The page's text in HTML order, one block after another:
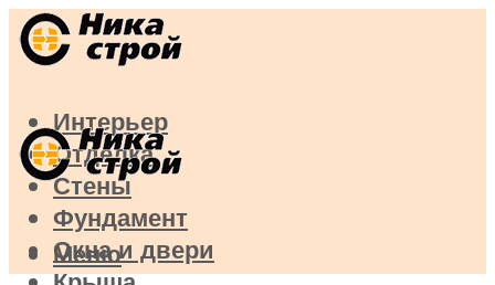
Интерьер
Отделка
Стены
Фундамент
Окна и двери
Меню